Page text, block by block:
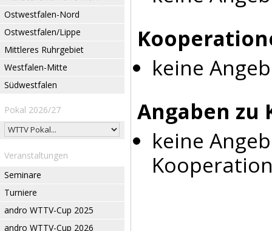
Ostwestfalen-Nord
Ostwestfalen/Lippe
Mittleres Ruhrgebiet
Westfalen-Mitte
Südwestfalen
Pokal 2026/27
Veranstaltungen
Seminare
Turniere
andro WTTV-Cup 2025
andro WTTV-Cup 2026
keine
Angaben
keine